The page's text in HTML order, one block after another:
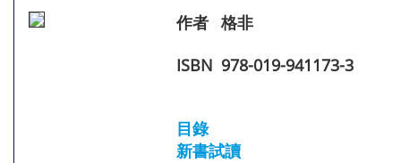
作者 格非
ISBN 978-019-941173-3
目錄
新書試讀